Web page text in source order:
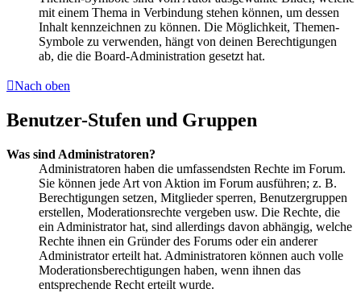
mit einem Thema in Verbindung stehen können, um dessen
Inhalt kennzeichnen zu können. Die Möglichkeit, Themen-
Symbole zu verwenden, hängt von deinen Berechtigungen
ab, die die Board-Administration gesetzt hat.
Nach oben
Benutzer-Stufen und Gruppen
Was sind Administratoren?
Administratoren haben die umfassendsten Rechte im Forum.
Sie können jede Art von Aktion im Forum ausführen; z. B.
Berechtigungen setzen, Mitglieder sperren, Benutzergruppen
erstellen, Moderationsrechte vergeben usw. Die Rechte, die
ein Administrator hat, sind allerdings davon abhängig, welche
Rechte ihnen ein Gründer des Forums oder ein anderer
Administrator erteilt hat. Administratoren können auch volle
Moderationsberechtigungen haben, wenn ihnen das
entsprechende Recht erteilt wurde.